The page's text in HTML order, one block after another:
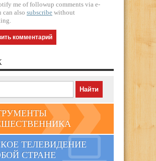
me of followup comments via e-
can also subscribe without
ТЕЛЕВИДЕНИЕ
СТРАНЕ